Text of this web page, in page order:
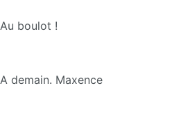
Au boulot !
A demain. Maxence